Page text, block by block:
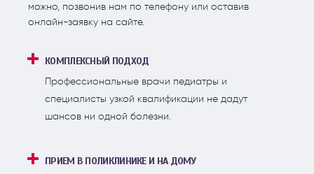
можно, позвонив нам по телефону или оставив
онлайн-заявку на сайте.
КОМПЛЕКСНЫЙ ПОДХОД
Профессиональные врачи педиатры и
специалисты узкой квалификации не дадут
шансов ни одной болезни.
ПРИЕМ В ПОЛИКЛИНИКЕ И НА ДОМУ